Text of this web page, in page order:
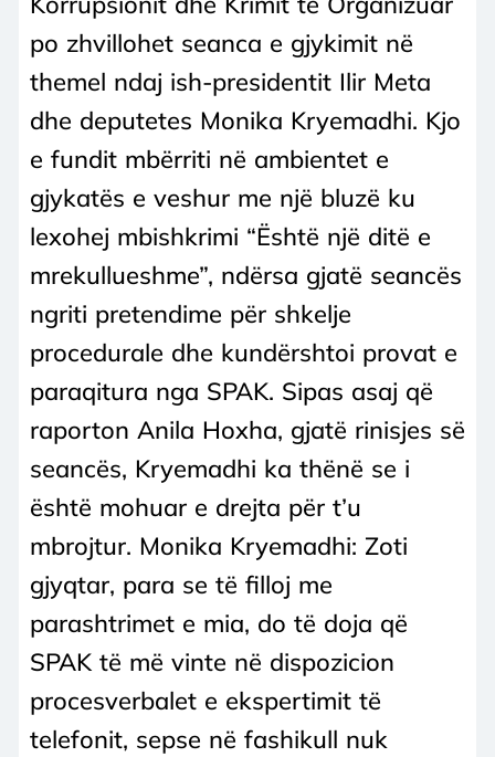
po zhvillohet seanca e gjykimit në
themel ndaj ish-presidentit Ilir Meta
dhe deputetes Monika Kryemadhi. Kjo
e fundit mbërriti në ambientet e
gjykatës e veshur me një bluzë ku
lexohej mbishkrimi “Është një ditë e
mrekullueshme”, ndërsa gjatë seancës
ngriti pretendime për shkelje
procedurale dhe kundërshtoi provat e
paraqitura nga SPAK. Sipas asaj që
raporton Anila Hoxha, gjatë rinisjes së
seancës, Kryemadhi ka thënë se i
është mohuar e drejta për t’u
mbrojtur. Monika Kryemadhi: Zoti
gjyqtar, para se të filloj me
parashtrimet e mia, do të doja që
SPAK të më vinte në dispozicion
procesverbalet e ekspertimit të
telefonit, sepse në fashikull nuk